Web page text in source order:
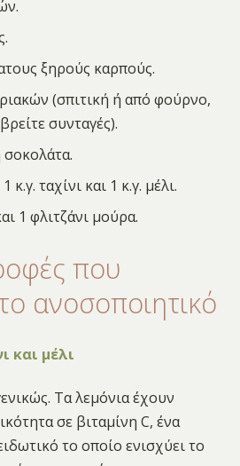
ξηρούς καρπούς.
(σπιτική ή από φούρνο,
συνταγές).
κ.γ. ταχίνι και 1 κ.γ. μέλι.
1 φλιτζάνι μούρα.
που
ανοσοποιητικό
και μέλι
Τα λεμόνια έχουν
σε βιταμίνη C, ένα
το οποίο ενισχύει το